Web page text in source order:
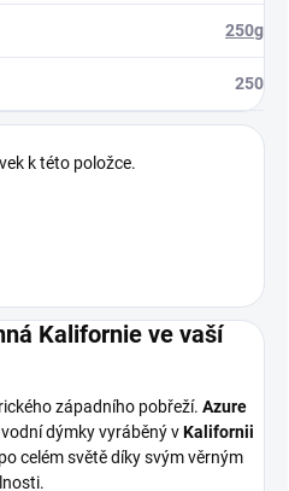
250g
250
k této položce.
Kalifornie ve vaší
západního pobřeží. Azure
dýmky vyráběný vKalifornii
celém světě díky svým věrným